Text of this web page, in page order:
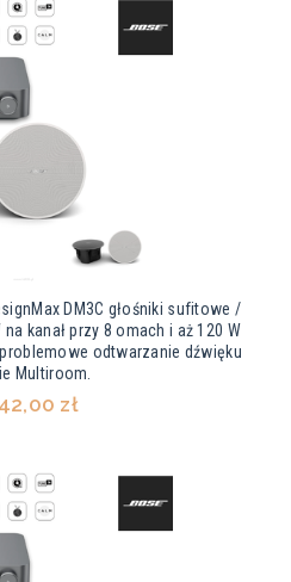
DM3C głośniki sufitowe /
na kanał przy 8 omach i aż 120 W
odtwarzanie dźwięku
Multiroom.
zł